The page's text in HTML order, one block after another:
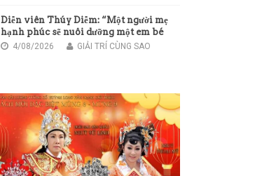
Diễn viên Thúy Diễm: “Một người mẹ
hạnh phúc sẽ nuôi dưỡng một em bé
hạnh phúc”
4/08/2026 GIẢI TRÍ CÙNG SAO